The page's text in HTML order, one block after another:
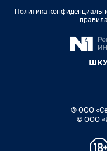
Политика
© ООО
© ООО